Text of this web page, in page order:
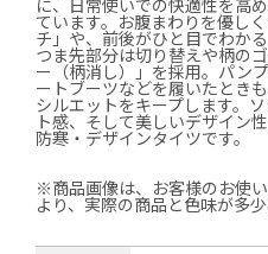
ています。お腹まわりを優し
チ」や、前後がひと目でわか
つま先部分は切り替えや柄の
ー（柄消し）」を採用。パン
ートブーツなどを履いたとき
シルエットをキープします。
ト感、そして美しいデザイン
防寒・デザインタイツです。
※商品画像は、お客様のお使
より、実際の商品と色味が多